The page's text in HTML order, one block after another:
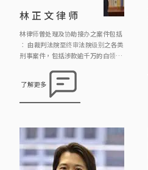
林正文律师
林律师曾处理及协助接办之案件包括
︰ 由裁判法院至终审法院级别之各类
刑事案件，包括涉款逾千万的白领商
罪案、妨碍司法公正指控、海关及廉
政公署案件；亦协助一般大众市民面
对盗窃、伤人、欺骗资助(如学生资
阱； 因工受伤、因他人疏忽引致受
伤、交通意外中受伤、 […]
了解更多